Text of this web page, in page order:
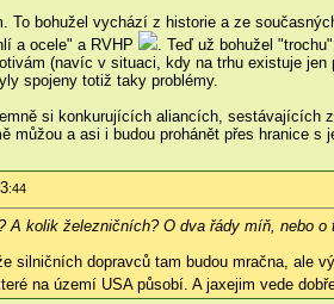
To bohužel vychází z historie a ze
a ocele" a RVHP
. Teď už bohužel
(navíc v situaci, kdy na trhu existuje
spojeny totiž taky problémy.
si konkurujících aliancích,
můžou a asi i budou prohánět přes hranice
:44
A kolik železničních? O dva řády míň, nebo o
silničních dopravců tam budou mračna,
na území USA působí. A jaxejim vede